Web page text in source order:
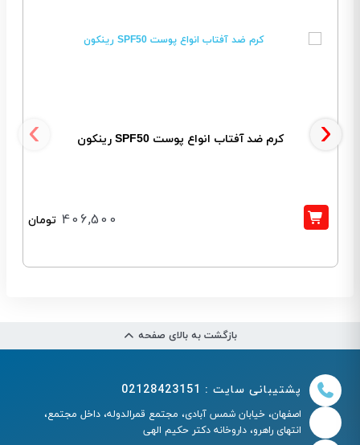
کرم ضد آفتاب انواع پوست SPF50 رینکون
406,500 تومان
‹ ›
بازگشت به بالای صفحه
پشتیبانی سایت : 02128423151
اصفهان، خیابان شمس آبادی، مجتمع قمرالدوله، داخل مجتمع،
انتهای راهرو، داروخانه دکتر حکیم الهی